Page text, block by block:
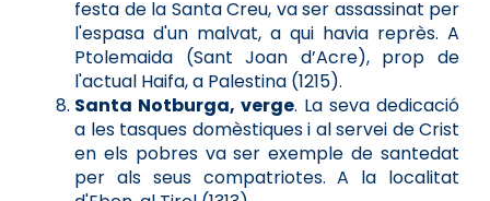
festa de la Santa Creu, va ser assassinat per
l'espasa d'un malvat, a qui havia reprès. A
Ptolemaida (Sant Joan d’Acre), prop de
l'actual Haifa, a Palestina (1215).
Santa Notburga, verge. La seva dedicació
a les tasques domèstiques i al servei de Crist
en els pobres va ser exemple de santedat
per als seus compatriotes. A la localitat